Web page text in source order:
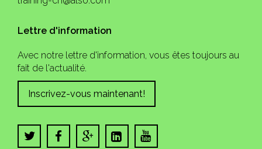
Lettre d'information
Avec notre lettre d'information, vous êtes toujours au
fait de l'actualité.
Inscrivez-vous maintenant!